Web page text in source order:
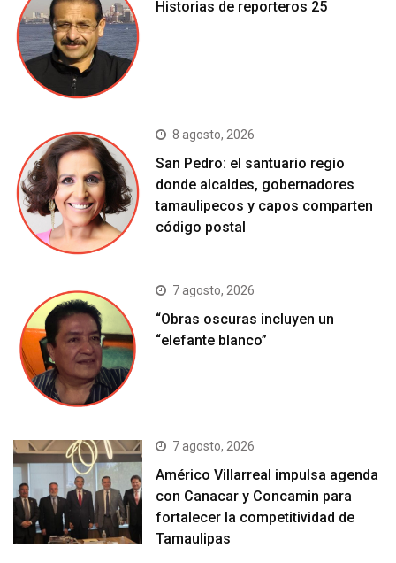
Historias de reporteros 25
8 agosto, 2026
San Pedro: el santuario regio
donde alcaldes, gobernadores
tamaulipecos y capos comparten
código postal
7 agosto, 2026
“Obras oscuras incluyen un
“elefante blanco”
7 agosto, 2026
Américo Villarreal impulsa agenda
con Canacar y Concamin para
fortalecer la competitividad de
Tamaulipas